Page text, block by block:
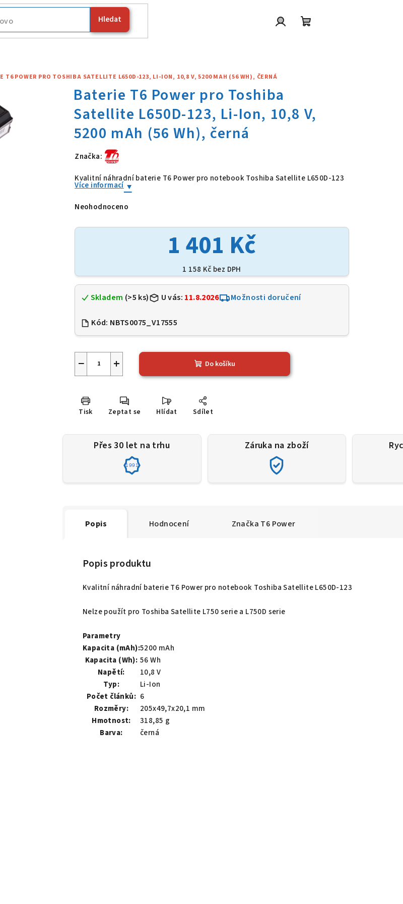
Hledat
T6 POWER PRO TOSHIBA SATELLITE L650D-123, LI-ION, 10,8 V, 5200 MAH (56 WH), ČERNÁ
Značka:
Baterie T6 Power pro Toshiba Satellite
Kvalitní náhradní baterie T6 Power pro notebook Toshiba Satellite L650D-123
Více informací
Průměrné
produktu
je
Neohodnoceno
1 401 Kč
1 158 Kč bez DPH
Skladem (>5 ks) U vás: 11.8.2026 Možnosti doručení
Kód: NBTS0075_V17555
+
− Do košíku
Tisk Zeptat se Hlídat Sdílet
Přes 30 let na trhu
1991
Záruka na zboží
Popis Hodnocení Značka T6 Power
Popis produktu
Kvalitní náhradní baterie T6 Power pro notebook Toshiba Satellite L650D-123
Nelze použít pro Toshiba Satellite L750 serie a L750D serie
Parametry
Kapacita (mAh):5200 mAh
Kapacita (Wh): 56 Wh
Napětí:
10,8 V
Typ:
Li-Ion
Počet článků: 6
Rozměry:
205x49,7x20,1 mm
Hmotnost:
318,85 g
Barva:
černá